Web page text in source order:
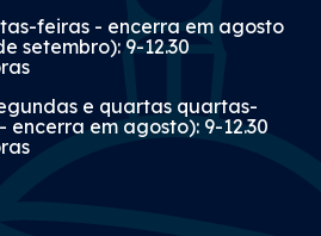
feiras - encerra em agosto
setembro): 9-12.30
e quartas quartas-
em agosto): 9-12.30